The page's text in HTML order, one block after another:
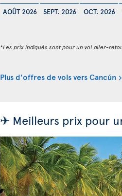
AOÛT 2026 SEPT. 2026 OCT. 2026
*Les prix indiqués sont pour un vol aller-
Plus d'offres de vols vers Cancún
✈ Meilleurs prix pour